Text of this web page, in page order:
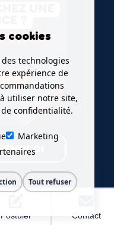
Postuler Contact
cookies
technologies
expérience de
utiliser notre site,
confidentialité.
Marketing
Tout refuser